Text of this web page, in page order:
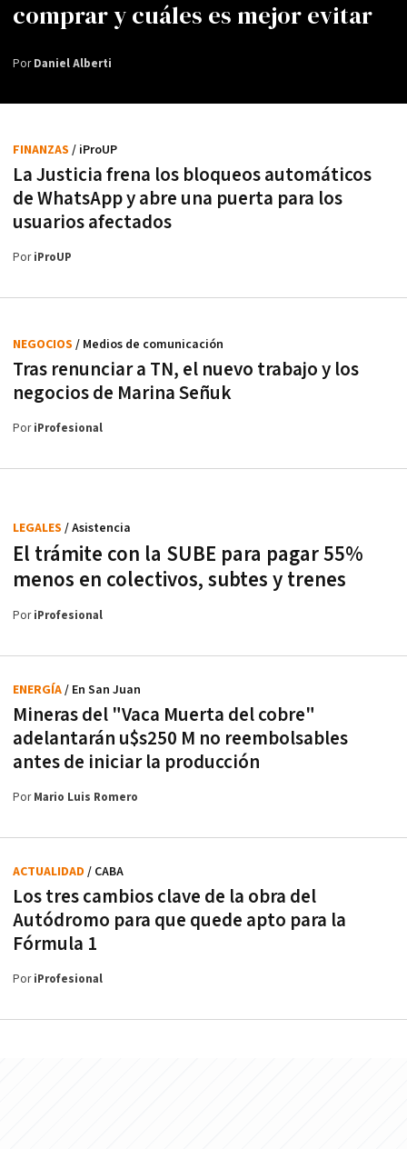
comprar y cuáles es mejor evitar
PorDaniel Alberti
La Justicia frena los bloqueos automáticos
de WhatsApp y abre una puerta para los
usuarios afectados
FINANZAS / iProUP
PoriProUP
Tras renunciar a TN, el nuevo trabajo y los
negocios de Marina Señuk
NEGOCIOS / Medios de comunicación
PoriProfesional
El trámite con la SUBE para pagar 55%
menos en colectivos, subtes y trenes
LEGALES / Asistencia
PoriProfesional
Mineras del "Vaca Muerta del cobre"
adelantarán u$s250 M no reembolsables
antes de iniciar la producción
ENERGÍA/ En San Juan
PorMario Luis Romero
Los tres cambios clave de la obra del
Autódromo para que quede apto para la
Fórmula 1
ACTUALIDAD / CABA
PoriProfesional